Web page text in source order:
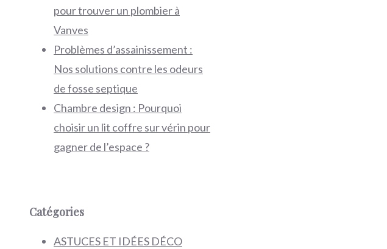
pour trouver un plombier à
Vanves
Problèmes d’assainissement :
Nos solutions contre les odeurs
de fosse septique
Chambre design : Pourquoi
choisir un lit coffre sur vérin pour
gagner de l’espace ?
Catégories
ASTUCES ET IDÉES DÉCO